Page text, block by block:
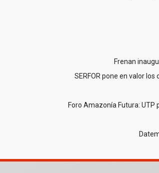
Frenan
SERFOR pone en valor
Foro Amazonía Futura: